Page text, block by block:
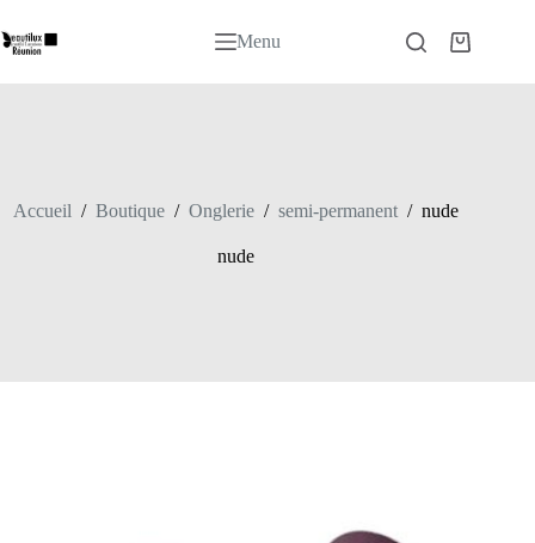
au
contenu
Menu
Panier
Accueil / Boutique / Onglerie / semi-permanent / nude
nude